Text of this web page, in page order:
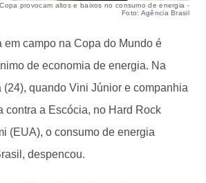
provocam altos e baixos no consumo de energia -
Foto: Agência Brasil
em campo na Copa do Mundo é
de economia de energia. Na
(24), quando Vini Júnior e companhia
contra a Escócia, no Hard Rock
(EUA), o consumo de energia
despencou.